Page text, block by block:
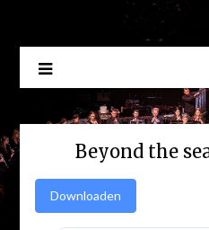
Beyond the
Downloaden